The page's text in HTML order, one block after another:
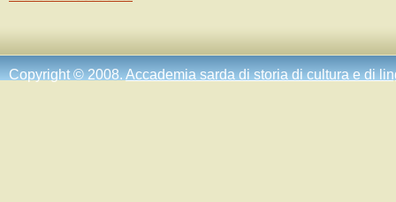
Copyright © 2008.Accademia sarda di storia di cultura e di